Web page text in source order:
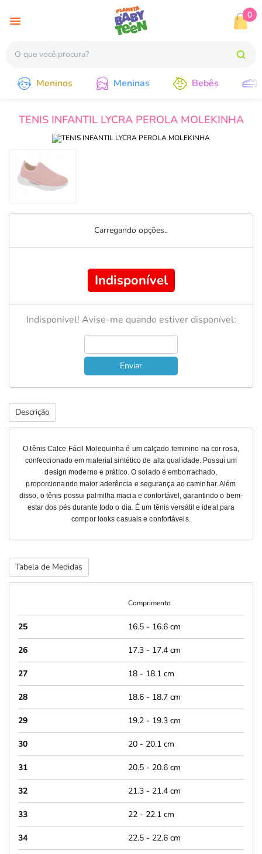
0
Meninos Meninas Bebês
TENIS INFANTIL LYCRA PEROLA MOLEKINHA
Carregando opções..
Indisponível
Indisponível! Avise-me quando estiver disponível:
Enviar
Descrição
O tênis Calce Fácil Molequinha é um calçado feminino na cor rosa,
confeccionado em material sintético de alta qualidade. Possui um
design moderno e prático. O solado é emborrachado,
proporcionando maior aderência e segurança ao caminhar. Além
disso, o tênis possui palmilha macia e confortável, garantindo o bem-
estar dos pés durante todo o dia. É um tênis versátil e ideal para
compor looks casuais e confortáveis.
Tabela de Medidas
Comprimento
25 16.5 - 16.6 cm
26 17.3 - 17.4 cm
27 18 - 18.1 cm
28 18.6 - 18.7 cm
29 19.2 - 19.3 cm
30 20 - 20.1 cm
31 20.5 - 20.6 cm
32 21.3 - 21.4 cm
33 22 - 22.1 cm
34 22.5 - 22.6 cm